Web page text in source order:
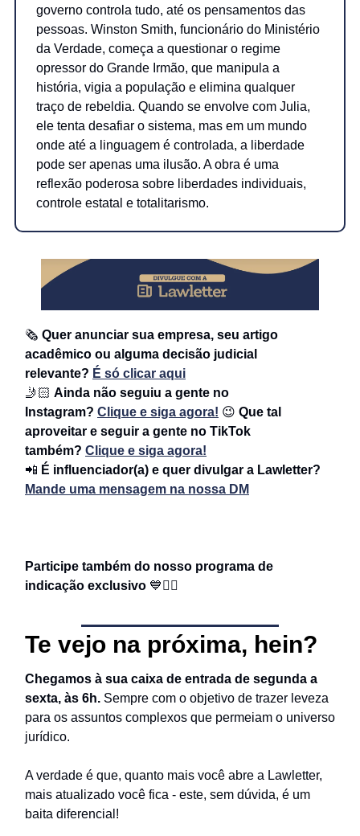
governo controla tudo, até os pensamentos das
pessoas. Winston Smith, funcionário do Ministério
da Verdade, começa a questionar o regime
opressor do Grande Irmão, que manipula a
história, vigia a população e elimina qualquer
traço de rebeldia. Quando se envolve com Julia,
ele tenta desafiar o sistema, mas em um mundo
onde até a linguagem é controlada, a liberdade
pode ser apenas uma ilusão. A obra é uma
reflexão poderosa sobre liberdades individuais,
controle estatal e totalitarismo.
🗞 Quer anunciar sua empresa, seu artigo
acadêmico ou alguma decisão judicial
relevante? É só clicar aqui
🤳🏻 Ainda não seguiu a gente no
Instagram? Clique e siga agora! 😉 Que tal
aproveitar e seguir a gente no TikTok
também? Clique e siga agora!
📲 É influenciador(a) e quer divulgar a Lawletter?
Mande uma mensagem na nossa DM
Participe também do nosso programa de
indicação exclusivo 💙 👇🏻
Te vejo na próxima, hein?
Chegamos à sua caixa de entrada de segunda a
sexta, às 6h. Sempre com o objetivo de trazer leveza
para os assuntos complexos que permeiam o universo
jurídico.
A verdade é que, quanto mais você abre a Lawletter,
mais atualizado você fica - este, sem dúvida, é um
baita diferencial!